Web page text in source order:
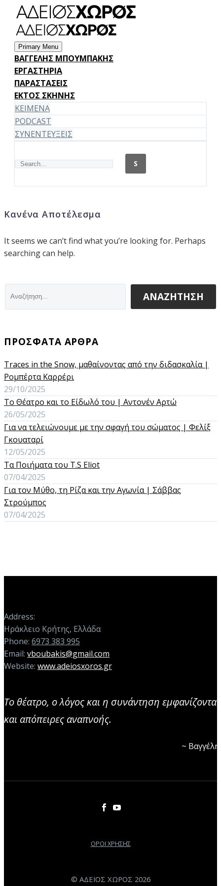
Primary Menu
BΑΓΓΕΛΗΣ ΜΠΟΥΜΠΑΚΗΣ
ΕΡΓΑΣΤΗΡΙΑ
ΠΑΡΑΣΤΑΣΕΙΣ
ΕΚΤΟΣ ΣΚΗΝΗΣ
ΚΕΙΜΕΝΑ
PODCAST
ΣΥΝΕΝΤΕΥΞΕΙΣ
Κανένα Αποτέλεσμα
It seems we can’t find what you’re looking for. Perhaps
searching can help.
ΑΝΑΖΗΤΗΣΗ
ΠΡΟΣΦΑΤΑ ΑΡΘΡΑ
Traces in the Snow, μαθαίνοντας από την διδασκαλία |
Ρομπέρτα Καρρέρι
29/10/2025
Το Θέατρο και το Είδωλό του | Αντονέν Αρτώ
26/05/2025
Για να τελειώνουμε με την σφαγή του σώματος | Φελίξ
Γκουαταρί
12/05/2025
Τα Ποιήματα του T.S Eliot
07/04/2025
Για τον Μύθο, τη Ρίζα και την Αγωνία | Σάββας
Στρούμπος
07/04/2025
Address:
Ηράκλειο Κρήτης, Ελλάδα
Phone: 6973 383 995
Email: vboubakis@gmail.com
Website: www.adeiosxoros.gr
Το θέατρο, ο λόγος και η συνάντηση
και απόπειρες αναπνοής.
~
ΟΡΟΙ ΧΡΗΣΗΣ
© ΑΔΕΙΟΣ ΧΩΡΟΣ 2026